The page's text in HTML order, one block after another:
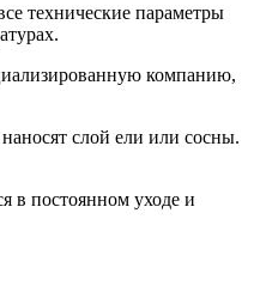
технические параметры
компанию,
слой ели или сосны.
в постоянном уходе и